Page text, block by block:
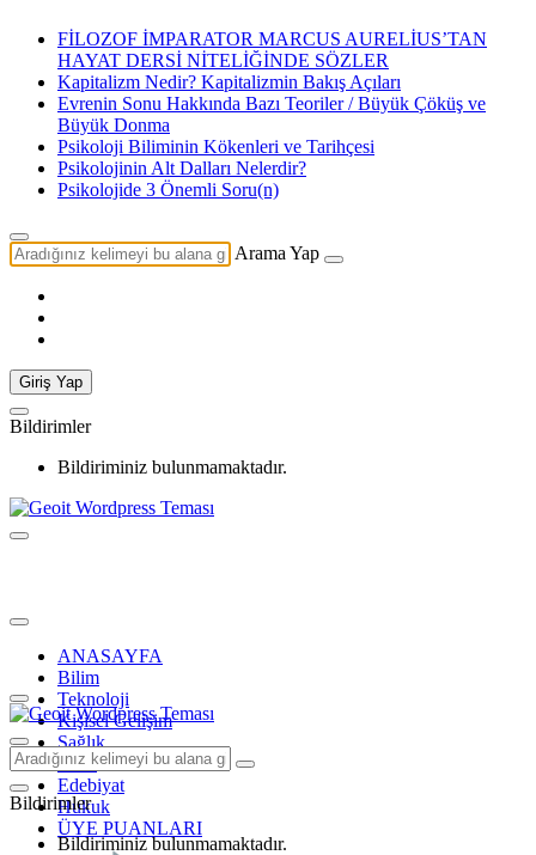
FİLOZOF İMPARATOR MARCUS AURELİUS’TAN
HAYAT DERSİ NİTELİĞİNDE SÖZLER
Kapitalizm Nedir? Kapitalizmin Bakış Açıları
Evrenin Sonu Hakkında Bazı Teoriler / Büyük Çöküş ve
Büyük Donma
Psikoloji Biliminin Kökenleri ve Tarihçesi
Psikolojinin Alt Dalları Nelerdir?
Psikolojide 3 Önemli Soru(n)
Arama Yap
Giriş Yap
Bildirimler
Bildiriminiz bulunmamaktadır.
ANASAYFA
Bilim
Teknoloji
Kişisel Gelişim
Sağlık
Tarih
Edebiyat
Hukuk
ÜYE PUANLARI
Bildirimler
Bildiriminiz bulunmamaktadır.